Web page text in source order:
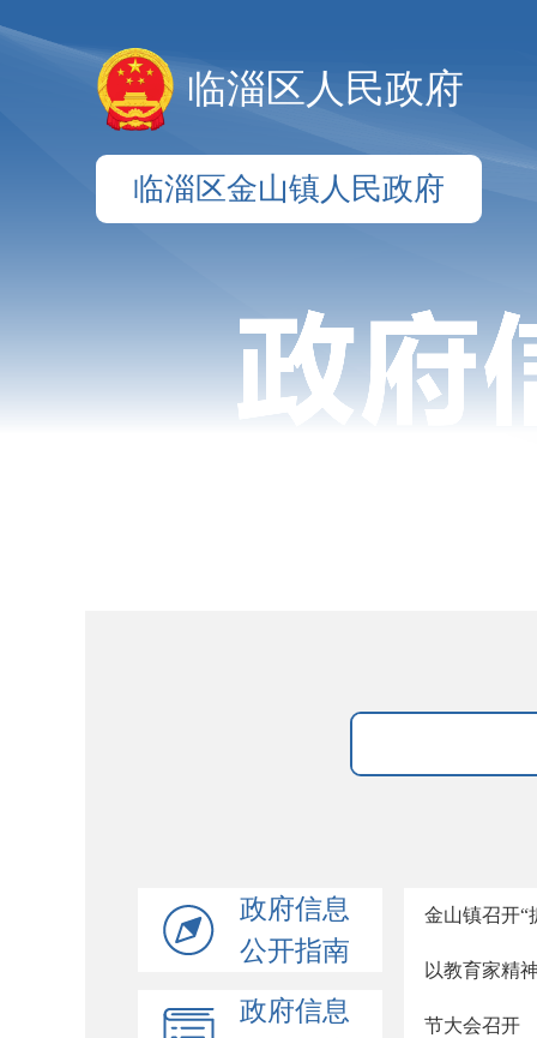
临淄区人民政府
临淄区金山镇人民政府
政府信息
公开指南
政府信息
金山镇召开“
以教育家精
节大会召开